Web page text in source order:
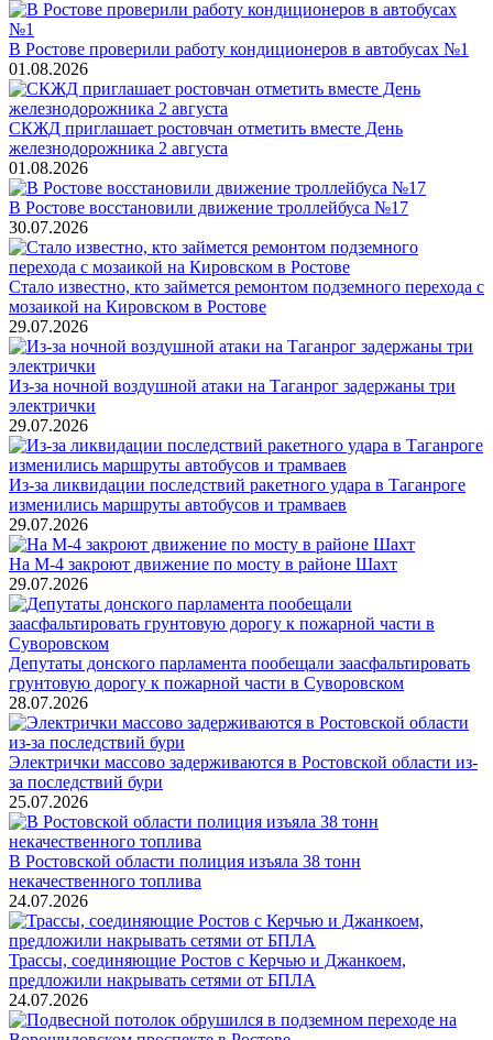
В Ростове проверили работу кондиционеров в автобусах №1
01.08.2026
СКЖД приглашает ростовчан отметить вместе День
железнодорожника 2 августа
01.08.2026
В Ростове восстановили движение троллейбуса №17
30.07.2026
Стало известно, кто займется ремонтом подземного перехода с
мозаикой на Кировском в Ростове
29.07.2026
Из-за ночной воздушной атаки на Таганрог задержаны три
электрички
29.07.2026
Из-за ликвидации последствий ракетного удара в Таганроге
изменились маршруты автобусов и трамваев
29.07.2026
На М-4 закроют движение по мосту в районе Шахт
29.07.2026
Депутаты донского парламента пообещали заасфальтировать
грунтовую дорогу к пожарной части в Суворовском
28.07.2026
Электрички массово задерживаются в Ростовской области из-
за последствий бури
25.07.2026
В Ростовской области полиция изъяла 38 тонн
некачественного топлива
24.07.2026
Трассы, соединяющие Ростов с Керчью и Джанкоем,
предложили накрывать сетями от БПЛА
24.07.2026